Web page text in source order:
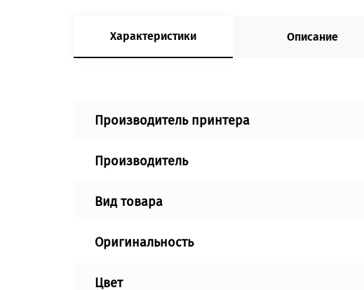
Характеристики Описание
Производитель принтера
Производитель
Вид товара
Оригинальность
Цвет